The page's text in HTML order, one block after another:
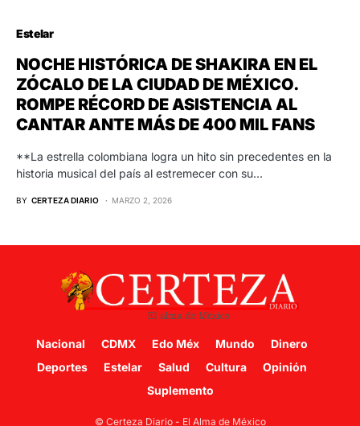
Estelar
NOCHE HISTÓRICA DE SHAKIRA EN EL
ZÓCALO DE LA CIUDAD DE MÉXICO.
ROMPE RÉCORD DE ASISTENCIA AL
CANTAR ANTE MÁS DE 400 MIL FANS
**La estrella colombiana logra un hito sin precedentes en la
historia musical del país al estremecer con su…
BY CERTEZA DIARIO MARZO 2, 2026
Nacional CDMX Edo Méx Mundo
Dinero
Deportes
Estelar Salud Cultura
Opinión
Suplemento
© Certeza Diario - El Alma de México